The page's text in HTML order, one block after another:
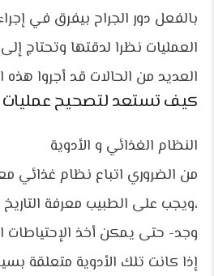
بالفعل دور الجراح بيفرق في
العمليات نظرا لدقتها وتحتاج
العديد من الحالات قد أجروا هذه
كيف تستعد لتصحيح عمليات
النظام الغذائي و الأدوية
من الضروري اتباع نظام غذائي
،ويجب على الطبيب معرفة
وجد- حتى يمكن أخذ الإحتياطات
إذا كانت تلك الأدوية متعلقة